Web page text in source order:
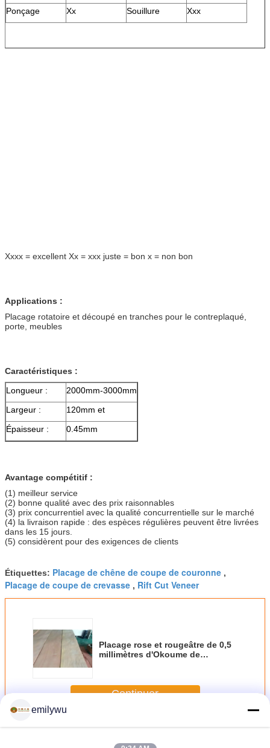
Ponçage
Xx Souillure Xxx
Xxxx = excellent Xx = xxx juste = bon x = non bon
Applications :
Placage rotatoire et découpé en tranches pour le contreplaqué,
porte, meubles
Caractéristiques :
Longueur :
2000mm-3000mm
Largeur :
120mm et
Épaisseur :
0.45mm
Avantage compétitif :
(1) meilleur service
(2) bonne qualité avec des prix raisonnables
(3) prix concurrentiel avec la qualité concurrentielle sur le marché
(4) la livraison rapide : des espèces régulières peuvent être livrées
dans les 15 jours.
(5) considèrent pour des exigences de clients
Étiquettes: Placage de chêne de coupe de couronne ,
Placage de coupe de crevasse , Rift Cut Veneer
Placage rose et rougeâtre de 0,5
millimètres d'Okoume de
Continuer
PlusPlacage de coupe de couronne
emilywu